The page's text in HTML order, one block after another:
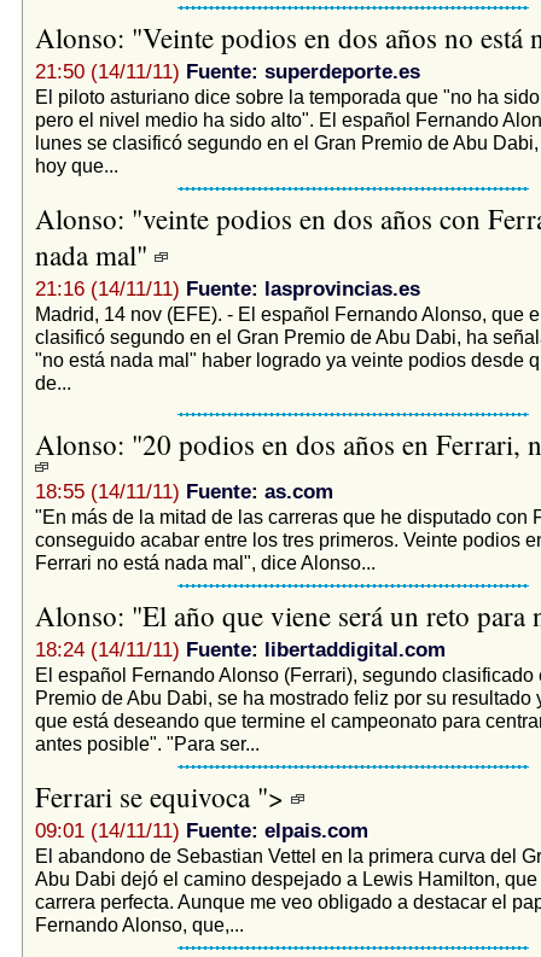
Alonso: "Veinte podios en dos años no está
21:50 (14/11/11) Fuente: superdeporte.es
El piloto asturiano dice sobre la temporada que "no ha
pero el nivel medio ha sido alto". El español Fernando
lunes se clasificó segundo en el Gran Premio de Abu
hoy que...
Alonso: "veinte podios en dos años con
nada mal"
21:16 (14/11/11) Fuente: lasprovincias.es
Madrid, 14 nov (EFE). - El español Fernando Alonso, que
clasificó segundo en el Gran Premio de Abu Dabi, ha
"no está nada mal" haber logrado ya veinte podios desde
de...
Alonso: "20 podios en dos años en Ferrari,
18:55 (14/11/11) Fuente: as.com
"En más de la mitad de las carreras que he disputado con
conseguido acabar entre los tres primeros. Veinte podios
Ferrari no está nada mal", dice Alonso...
Alonso: "El año que viene será un reto para
18:24 (14/11/11) Fuente: libertaddigital.com
El español Fernando Alonso (Ferrari), segundo clasificado
Premio de Abu Dabi, se ha mostrado feliz por su resultado
que está deseando que termine el campeonato para
antes posible". "Para ser...
Ferrari se equivoca ">
09:01 (14/11/11) Fuente: elpais.com
El abandono de Sebastian Vettel en la primera curva del
Abu Dabi dejó el camino despejado a Lewis Hamilton,
carrera perfecta. Aunque me veo obligado a destacar el
Fernando Alonso, que,...